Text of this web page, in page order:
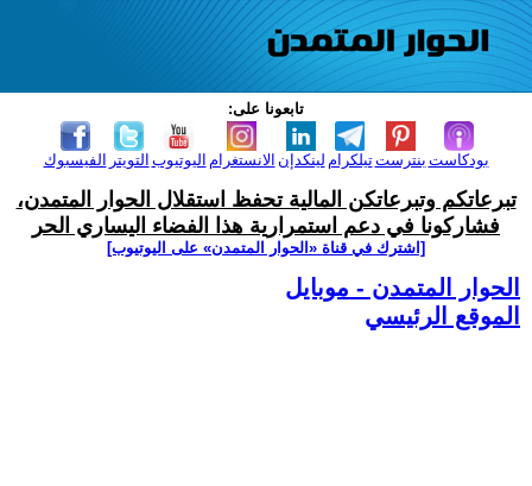
تابعونا على:
الفيسبوك التويتر اليوتيوب الانستغرام لينكدإن تيلكرامبنترست بودكاست
تبرعاتكم وتبرعاتكن المالية تحفظ استقلال الحوار المتمدن،
فشاركونا في دعم استمرارية هذا الفضاء اليساري الحر
[اشترك في قناة ‫«الحوار المتمدن» على اليوتيوب]
الحوار المتمدن - موبايل
الموقع الرئيسي